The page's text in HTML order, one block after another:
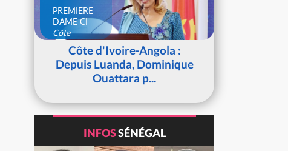
PREMIERE
DAME CI
Côte
d'IvoireCôte d'Ivoire-Angola :
Depuis Luanda, Dominique
Ouattara p...
INFOSSÉNÉGAL